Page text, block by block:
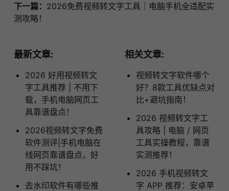
下一篇： 2026免费视频转文字工具｜电脑手机全适配实
测攻略！
最新文章:
2026 好用视频转文
字工具推荐 | 不用下
载，手机电脑网页工
具靠谱盘点！
2026视频转文字免费
软件测评|手机电脑在
线网页靠谱盘点，好
用不踩坑！
去水印软件有哪些推
相关文章:
视频转文字软件哪个
好？8款工具优缺点对
比+避坑指南！
2026 视频转文字工
具攻略 | 电脑 / 网页
工具实操教程，靠谱
实测推荐！
2026 手机视频转文
字 APP 推荐：安卓苹